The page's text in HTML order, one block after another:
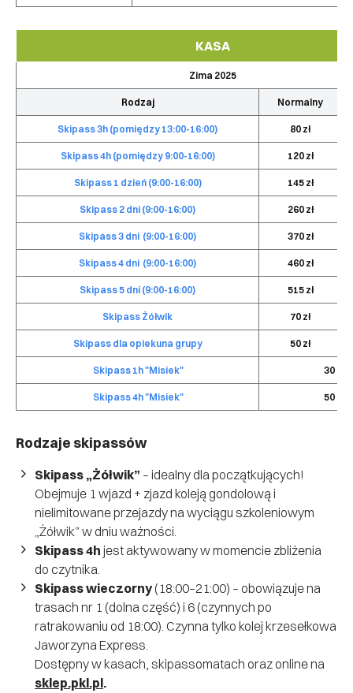
KASA
Zima 2025
Rodzaj Normalny
Skipass 3h (pomiędzy 13:00-16:00) 80 zł
Skipass 4h (pomiędzy 9:00-16:00) 120 zł
Skipass 1 dzień (9:00-16:00) 145 zł
Skipass 2 dni (9:00-16:00) 260 zł
Skipass 3 dni (9:00-16:00) 370 zł
Skipass 4 dni (9:00-16:00) 460 zł
Skipass 5 dni (9:00-16:00) 515 zł
Skipass Żółwik 70 zł
Skipass dla opiekuna grupy 50 zł
Skipass 1h "Misiek" 30 zł
Skipass 4h "Misiek" 50 zł
Rodzaje skipassów
Skipass „Żółwik” – idealny dla początkujących!
Obejmuje 1 wjazd + zjazd koleją gondolową i
nielimitowane przejazdy na wyciągu szkoleniowym
„Żółwik” w dniu ważności.
Skipass 4h jest aktywowany w momencie zbliżenia
do czytnika.
Skipass wieczorny (18:00–21:00) – obowiązuje na
trasach nr 1 (dolna część) i 6 (czynnych po
ratrakowaniu od 18:00). Czynna tylko kolej krzesełkowa
Jaworzyna Express.
Dostępny w kasach, skipassomatach oraz online na
sklep.pkl.pl.